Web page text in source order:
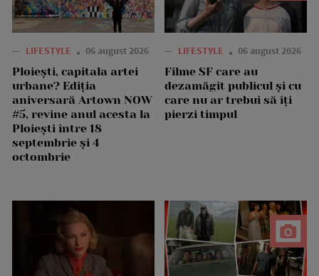
— LIFESTYLE 06 august 2026
Ploiești, capitala artei
urbane? Ediția
aniversară Artown NOW
#5, revine anul acesta la
Ploiești între 18
septembrie și 4
octombrie
— LIFESTYLE 06 august 2026
Filme SF care au
dezamăgit publicul și cu
care nu ar trebui să îți
pierzi timpul